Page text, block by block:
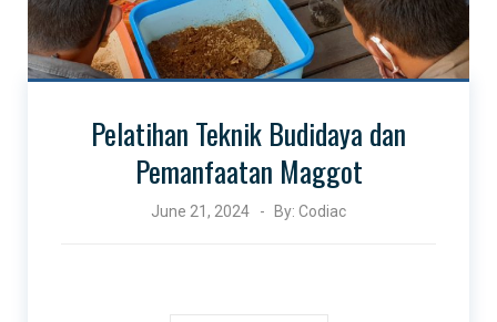
Pelatihan Teknik Budidaya dan
Pemanfaatan Maggot
June 21, 2024 By: Codiac